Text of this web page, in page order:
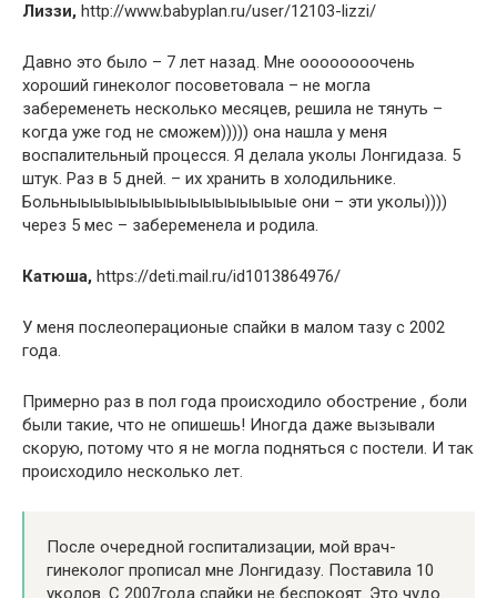
Лиззи, http://www.babyplan.ru/user/12103-lizzi/
Давно это было – 7 лет назад. Мне оооооооочень
хороший гинеколог посоветовала – не могла
забеременеть несколько месяцев, решила не тянуть –
когда уже год не сможем))))) она нашла у меня
воспалительный процесся. Я делала уколы Лонгидаза. 5
штук. Раз в 5 дней. – их хранить в холодильнике.
Больныыыыыыыыыыыыыыыыыые они – эти уколы))))
через 5 мес – забеременела и родила.
Катюша, https://deti.mail.ru/id1013864976/
У меня послеоперационые спайки в малом тазу с 2002
года.
Примерно раз в пол года происходило обострение , боли
были такие, что не опишешь! Иногда даже вызывали
скорую, потому что я не могла подняться с постели. И так
происходило несколько лет.
После очередной госпитализации, мой врач-
гинеколог прописал мне Лонгидазу. Поставила 10
уколов. С 2007года спайки не беспокоят. Это чудо